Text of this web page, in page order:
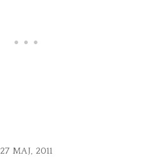
27 MAJ, 2011